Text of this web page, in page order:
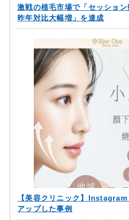
激戦の植毛市場で「セッショ
昨年対比大幅増」を達成
【美容クリニック】
アップした事例